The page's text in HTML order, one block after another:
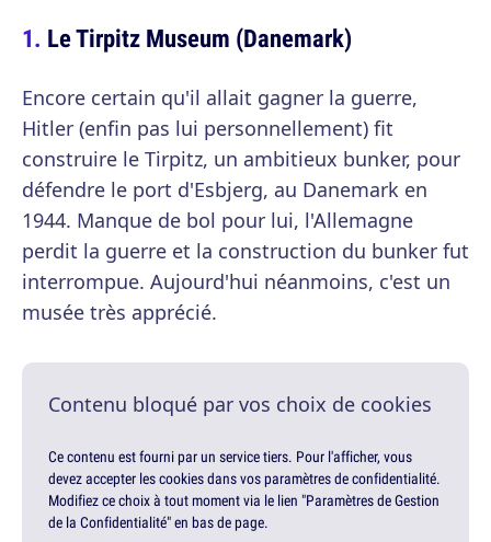
Le Tirpitz Museum (Danemark)
Encore certain qu'il allait gagner la guerre,
Hitler (enfin pas lui personnellement) fit
construire le Tirpitz, un ambitieux bunker, pour
défendre le port d'Esbjerg, au Danemark en
1944. Manque de bol pour lui, l'Allemagne
perdit la guerre et la construction du bunker fut
interrompue. Aujourd'hui néanmoins, c'est un
musée très apprécié.
Contenu bloqué par vos choix de cookies
Ce contenu est fourni par un service tiers. Pour l'afficher, vous
devez accepter les cookies dans vos paramètres de confidentialité.
Modifiez ce choix à tout moment via le lien "Paramètres de Gestion
de la Confidentialité" en bas de page.